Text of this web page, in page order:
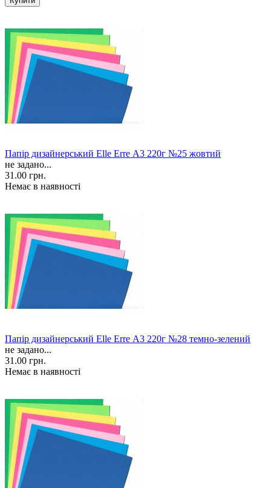
Папір дизайнерський Elle Erre А3 220г №25 жовтий
не задано...
31.00 грн.
Немає в наявності
Папір дизайнерський Elle Erre А3 220г №28 темно-зелений
не задано...
31.00 грн.
Немає в наявності